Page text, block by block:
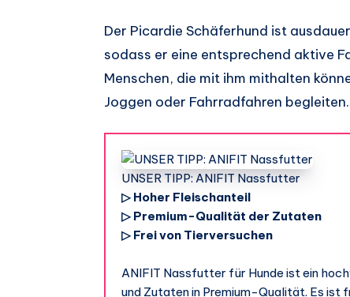
Der Picardie Schäferhund ist
sodass er eine entsprechend aktive
Menschen, die mit ihm mithalten
Joggen oder Fahrradfahren begleiten.
UNSER TIPP: ANIFIT Nassfutter
▷ Hoher Fleischanteil
▷ Premium-Qualität der Zutaten
▷ Frei von Tierversuchen
ANIFIT Nassfutter für Hunde ist ein
und Zutaten in Premium-Qualität. Es ist